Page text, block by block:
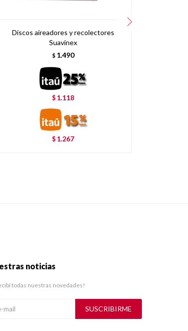
Discos aireadores y recolectores
Suavinex
$ 1.490
$ 1.118
$ 1.267
noticias
todas nuestras novedades!
SUSCRIBIRME